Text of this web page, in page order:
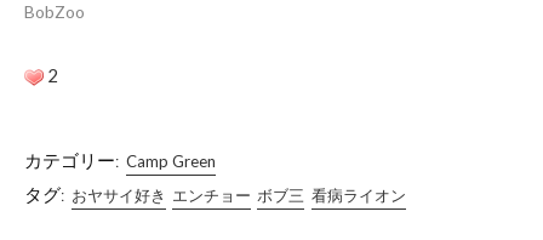
BobZoo
2
カテゴリー: Camp Green
タグ: おヤサイ好き エンチョー ボブ三 看病ライオン